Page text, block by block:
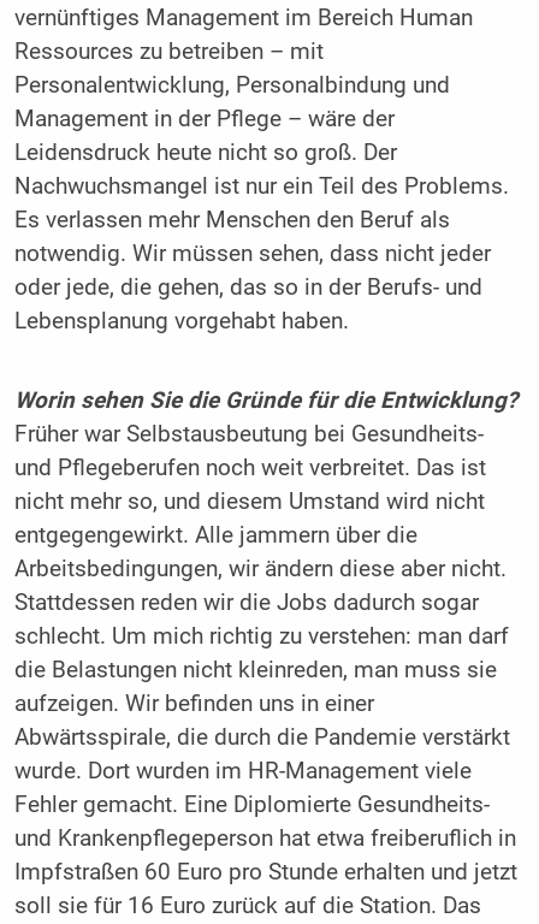
vernünftiges Management im Bereich Human
Ressources zu betreiben – mit
Personalentwicklung, Personalbindung und
Management in der Pflege – wäre der
Leidensdruck heute nicht so groß. Der
Nachwuchsmangel ist nur ein Teil des Problems.
Es verlassen mehr Menschen den Beruf als
notwendig. Wir müssen sehen, dass nicht jeder
oder jede, die gehen, das so in der Berufs- und
Lebensplanung vorgehabt haben.
Worin sehen Sie die Gründe für die Entwicklung?
Früher war Selbstausbeutung bei Gesundheits-
und Pflegeberufen noch weit verbreitet. Das ist
nicht mehr so, und diesem Umstand wird nicht
entgegengewirkt. Alle jammern über die
Arbeitsbedingungen, wir ändern diese aber nicht.
Stattdessen reden wir die Jobs dadurch sogar
schlecht. Um mich richtig zu verstehen: man darf
die Belastungen nicht kleinreden, man muss sie
aufzeigen. Wir befinden uns in einer
Abwärtsspirale, die durch die Pandemie verstärkt
wurde. Dort wurden im HR-Management viele
Fehler gemacht. Eine Diplomierte Gesundheits-
und Krankenpflegeperson hat etwa freiberuflich in
Impfstraßen 60 Euro pro Stunde erhalten und jetzt
soll sie für 16 Euro zurück auf die Station. Das